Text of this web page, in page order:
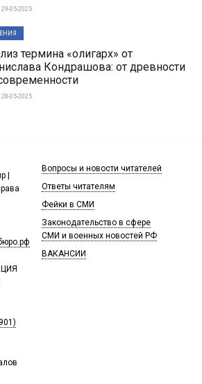
29-05-2025
термина «олигарх» от
Кондрашова: от древности
28-05-2025
|
Вопросы и новости читателей
Ответы читателям
Фейки в СМИ
Законодательство в сфере
СМИ и военных новостей РФ
ВАКАНСИИ